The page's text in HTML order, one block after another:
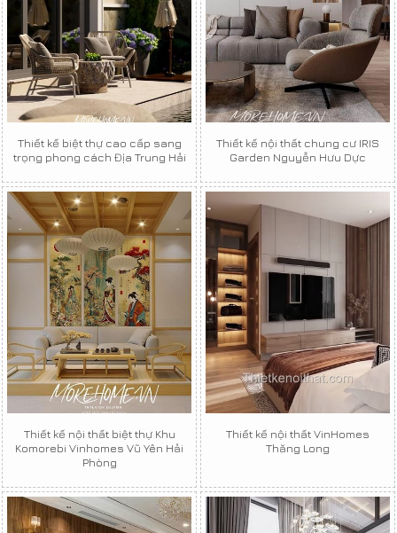
Thiết kế biệt thự cao cấp sang
trọng phong cách Địa Trung Hải
Thiết kế nội thất chung cư IRIS
Garden Nguyễn Hưu Dực
Thiết kế nội thất biệt thự Khu
Komorebi Vinhomes Vũ Yên Hải
Phòng
Thiết kế nội thất VinHomes
Thăng Long